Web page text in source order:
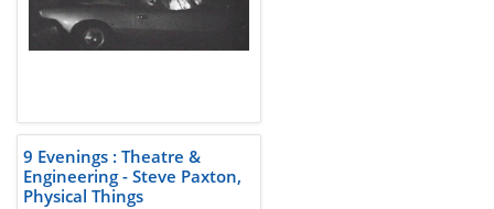
9 Evenings : Theatre &
Engineering - Steve Paxton,
Physical Things